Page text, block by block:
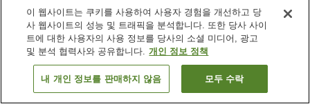
주차장
레스토랑
자동판매기
대욕장
일본 미에 욧카이치 호텔 루트인 욧카이치
객실 보기
이 웹사이트는 쿠키를 사용하여 사용자 경험을 개선하고 당
사 웹사이트의 성능 및 트래픽을 분석합니다. 또한 당사 사이
트에 대한 사용자의 사용 정보를 당사의 소셜 미디어, 광고
및 분석 협력사와 공유합니다. 개인 정보 정책
내 개인 정보를 판매하지 않음 모두 수락